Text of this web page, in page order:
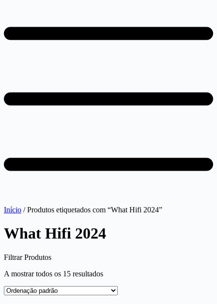
Início / Produtos etiquetados com “What Hifi 2024”
What Hifi 2024
Filtrar Produtos
A mostrar todos os 15 resultados